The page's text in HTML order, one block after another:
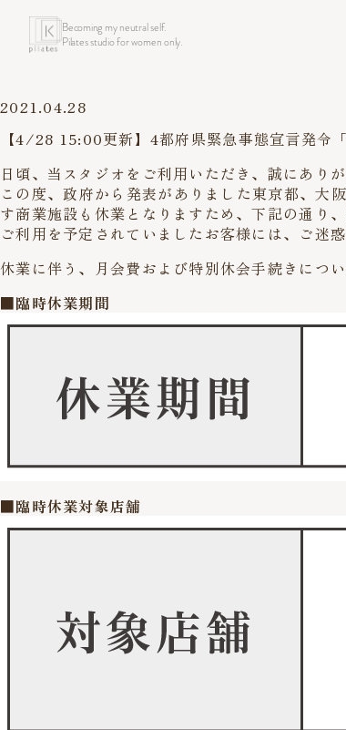
Becoming my neutral self.
Pilates studio for women only.
2021.04.28
【4/28 15:00更新】4都府県緊急事態宣言発令
日頃、当スタジオをご利用いただき、誠にありが
この度、政府から発表がありました東京都、大
す商業施設も休業となりますため、下記の通り
ご利用を予定されていましたお客様には、ご迷
休業に伴う、月会費および特別休会手続きにつ
■臨時休業期間
■臨時休業対象店舗